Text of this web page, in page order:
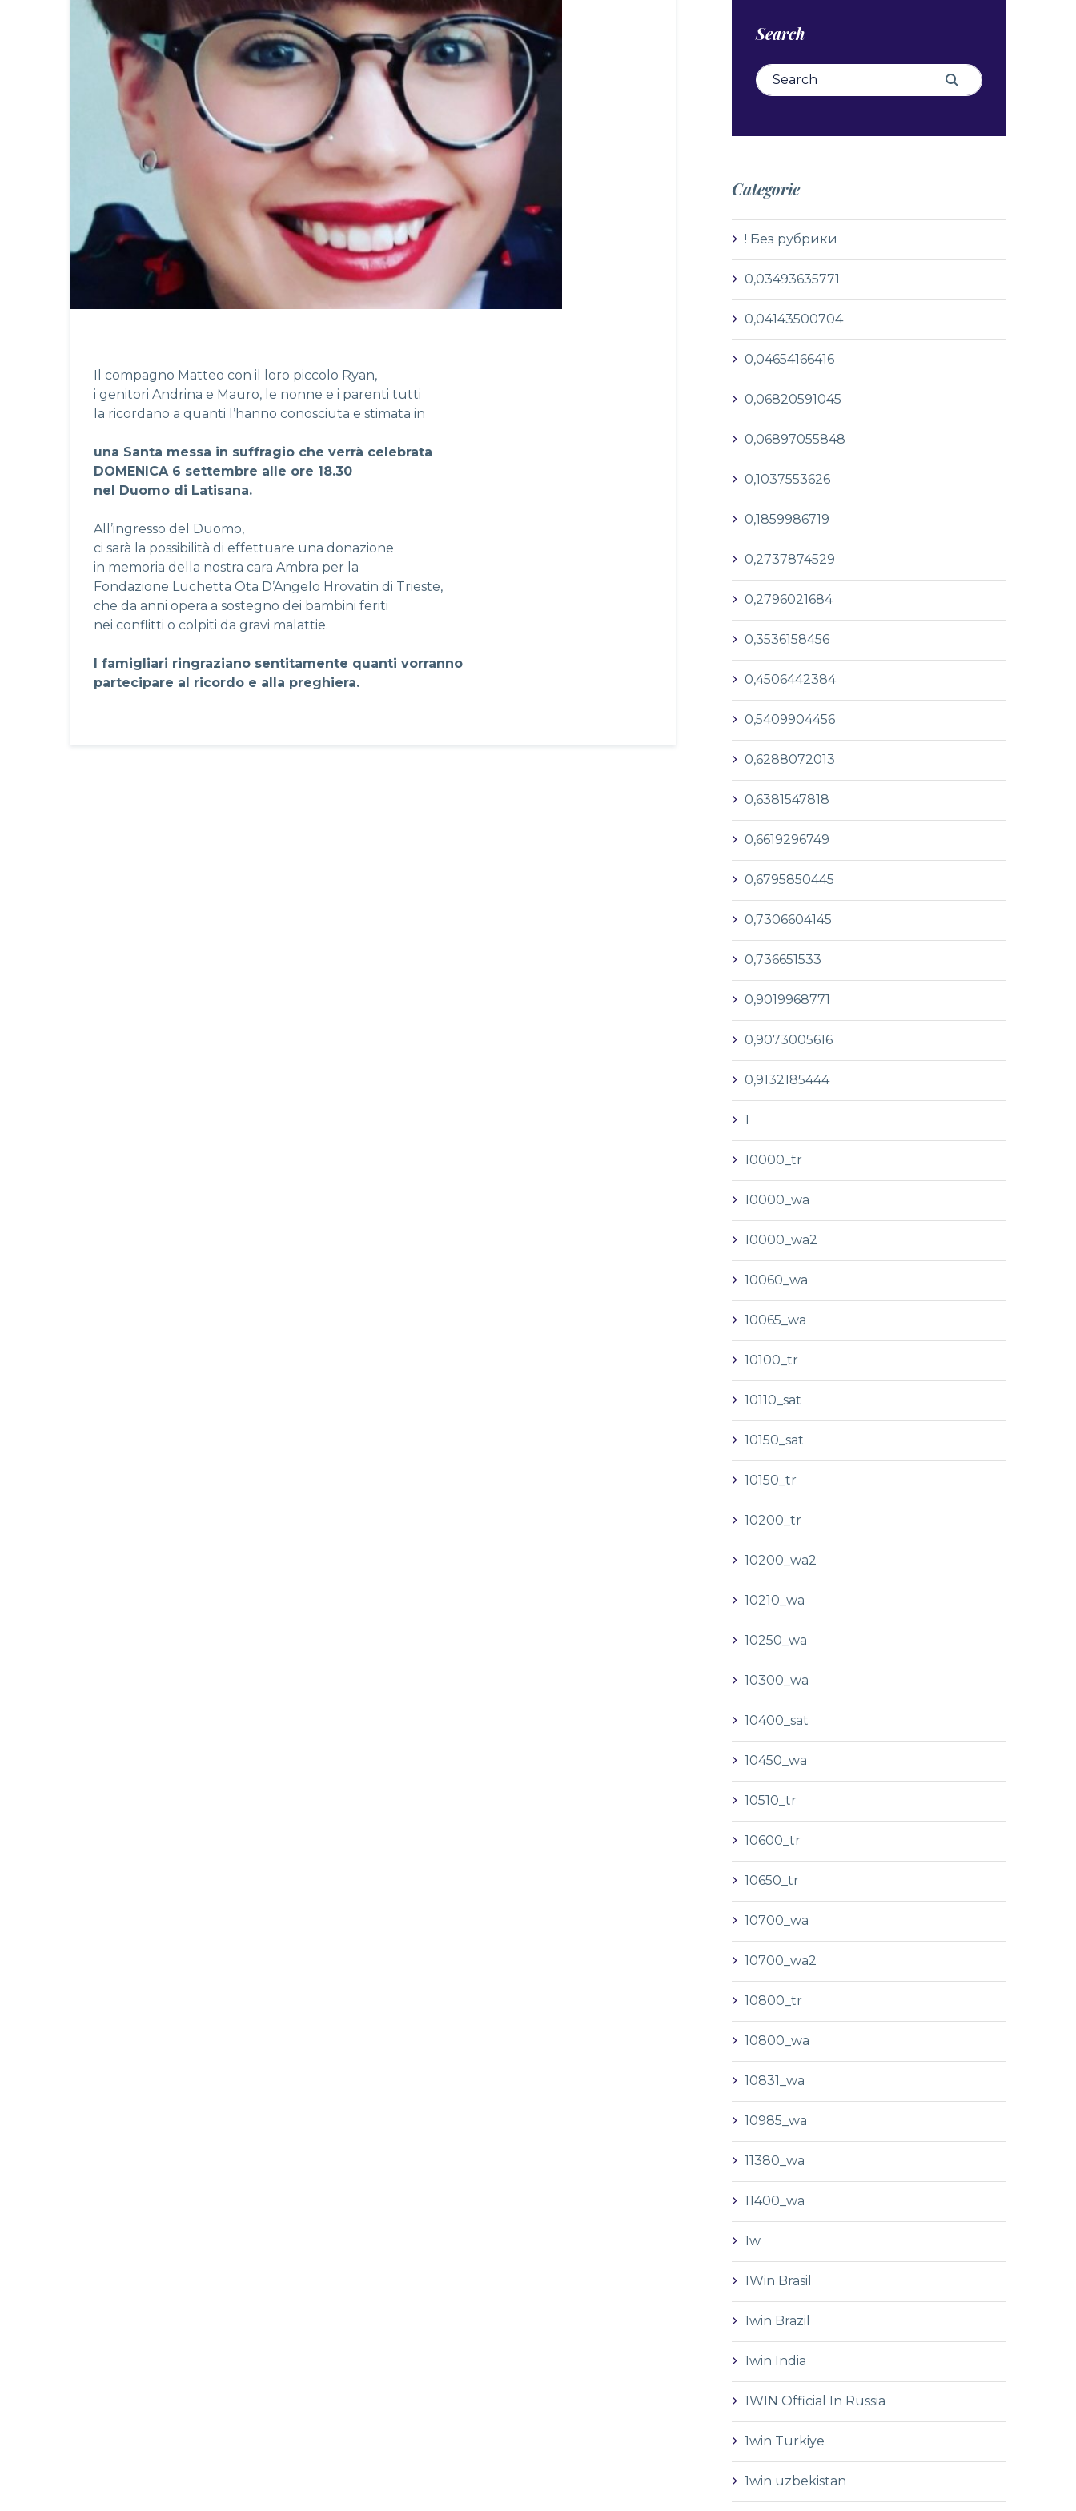
Il compagno Matteo con il loro piccolo Ryan,
i genitori Andrina e Mauro, le nonne e i parenti tutti
la ricordano a quanti l’hanno conosciuta e stimata in
una Santa messa in suffragio che verrà celebrata
DOMENICA 6 settembre alle ore 18.30
nel Duomo di Latisana.
All’ingresso del Duomo,
ci sarà la possibilità di effettuare una donazione
in memoria della nostra cara Ambra per la
Fondazione Luchetta Ota D’Angelo Hrovatin di Trieste,
che da anni opera a sostegno dei bambini feriti
nei conflitti o colpiti da gravi malattie.
I famigliari ringraziano sentitamente quanti vorranno
partecipare al ricordo e alla preghiera.
Search
Search for: Search
Categorie
! Без рубрики
0,03493635771
0,04143500704
0,04654166416
0,06820591045
0,06897055848
0,1037553626
0,1859986719
0,2737874529
0,2796021684
0,3536158456
0,4506442384
0,5409904456
0,6288072013
0,6381547818
0,6619296749
0,6795850445
0,7306604145
0,736651533
0,9019968771
0,9073005616
0,9132185444
1
10000_tr
10000_wa
10000_wa2
10060_wa
10065_wa
10100_tr
10110_sat
10150_sat
10150_tr
10200_tr
10200_wa2
10210_wa
10250_wa
10300_wa
10400_sat
10450_wa
10510_tr
10600_tr
10650_tr
10700_wa
10700_wa2
10800_tr
10800_wa
10831_wa
10985_wa
11380_wa
11400_wa
1w
1Win Brasil
1win Brazil
1win India
1WIN Official In Russia
1win Turkiye
1win uzbekistan